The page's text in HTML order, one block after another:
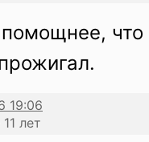
что
лет